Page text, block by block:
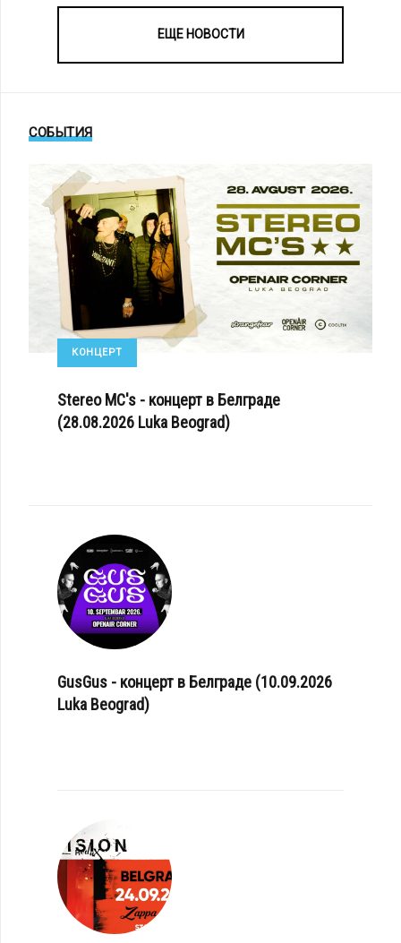
ЕЩЕ НОВОСТИ
СОБЫТИЯ
КОНЦЕРТ
Stereo MC's - концерт в Белграде
(28.08.2026 Luka Beograd)
GusGus - концерт в Белграде (10.09.2026
Luka Beograd)